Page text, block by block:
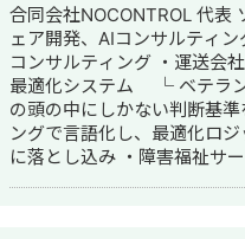
合同会社NOCONTROL 代表
ェア開発、AIコンサルティン
コンサルティング ・運送会社のAI配車
最適化システム └ ベテラ
の頭の中にしかない判断基準
ングで言語化し、最適化ロジ
に落とし込み ・障害福祉サ